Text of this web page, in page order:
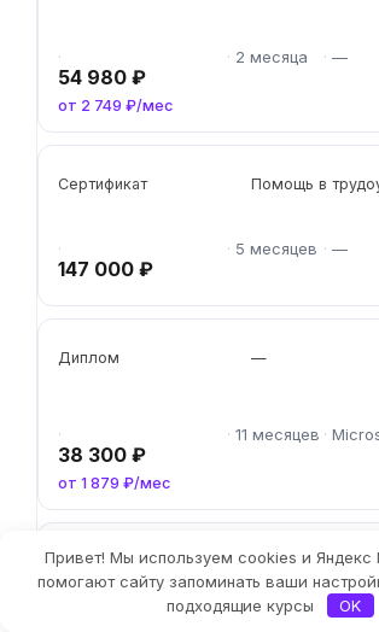
54 980 ₽
от 2 749 ₽/мес
2 месяца —
147 000 ₽
5 месяцев —
Сертификат Помощь в
38 300 ₽
от 1 879 ₽/мес
11 месяцев
Диплом —
Диплом Помощь в
Привет! Мы используем cookies и
помогают сайту запоминать ваши
подходящие курсы
OK
Фильтры